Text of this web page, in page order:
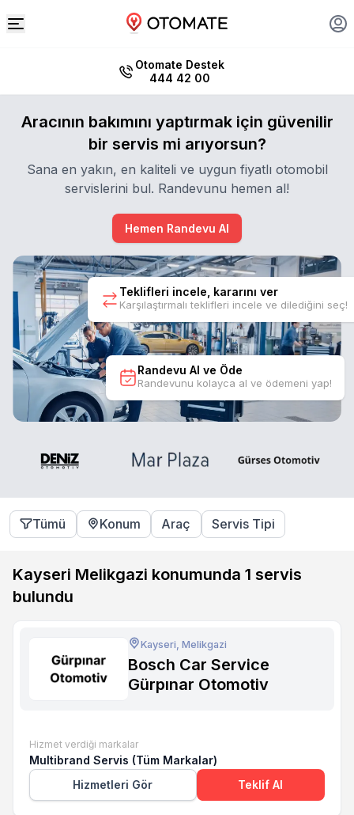
Otomate Destek
444 42 00
Aracının bakımını yaptırmak için güvenilir
bir servis mi arıyorsun?
Sana en yakın, en kaliteli ve uygun fiyatlı otomobil
servislerini bul. Randevunu hemen al!
Hemen Randevu Al
Teklifleri incele, kararını ver
Karşılaştırmalı teklifleri incele ve dilediğini seç!
Randevu Al ve Öde
Randevunu kolayca al ve ödemeni yap!
Tümü Konum Araç Servis Tipi
Kayseri Melikgazi konumunda 1 servis
bulundu
Kayseri, Melikgazi
Bosch Car Service
Gürpınar Otomotiv
Hizmet verdiği markalar
Multibrand Servis (Tüm Markalar)
Hizmetleri Gör
Teklif Al